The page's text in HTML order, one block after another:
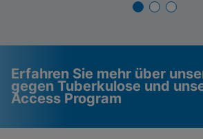
how Cepheid is responding.
Erfahren Sie mehr über
gegen Tuberkulose und
Access Program